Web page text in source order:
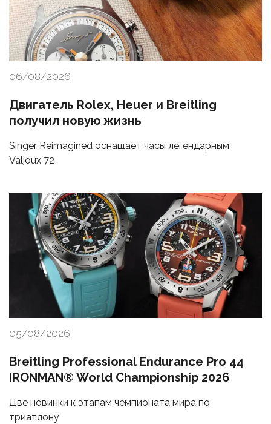
06/08/2026
Двигатель Rolex, Heuer и Breitling
получил новую жизнь
Singer Reimagined оснащает часы легендарным
Valjoux 72
05/08/2026
Breitling Professional Endurance Pro 44
IRONMAN® World Championship 2026
Две новинки к этапам чемпионата мира по
триатлону